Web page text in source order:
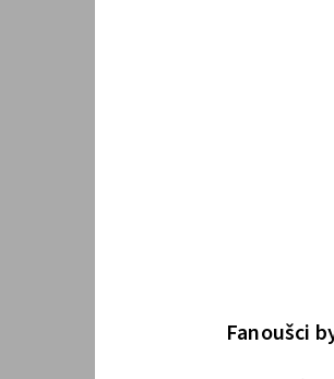
Fanoušci